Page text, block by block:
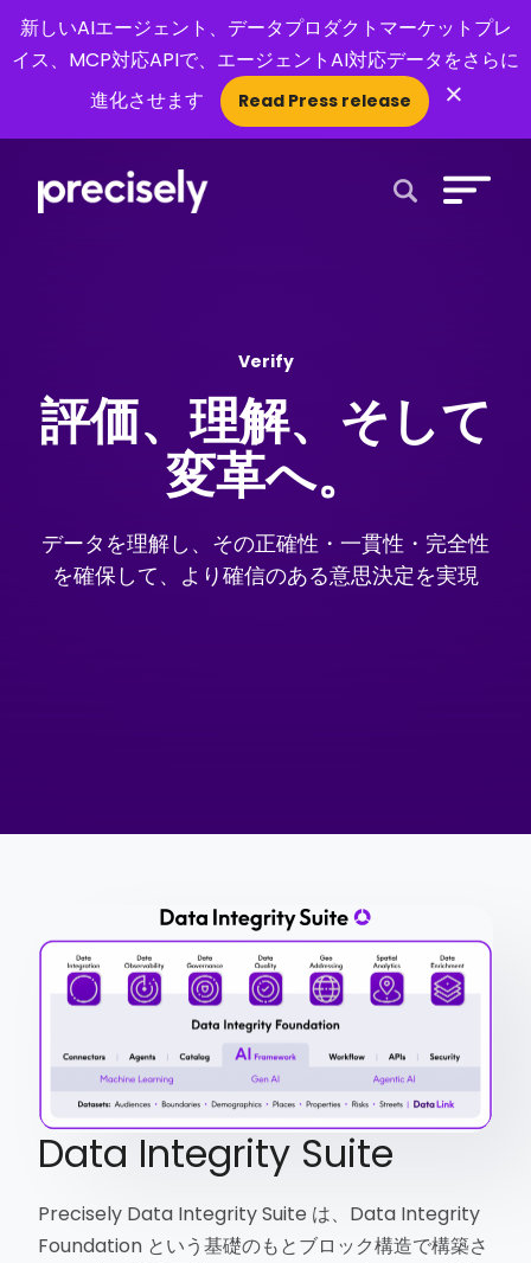
新しいAIエージェント、データプロダクトマーケットプレ
イス、MCP対応APIで、エージェントAI対応データをさらに
進化させます
Read Press release ×
Verify
評価、理解、そして
変革へ。
データを理解し、その正確性・一貫性・完全性
を確保して、より確信のある意思決定を実現
Data Integrity Suite
Precisely Data Integrity Suite は、Data Integrity
Foundation という基礎のもとブロック構造で構築さ